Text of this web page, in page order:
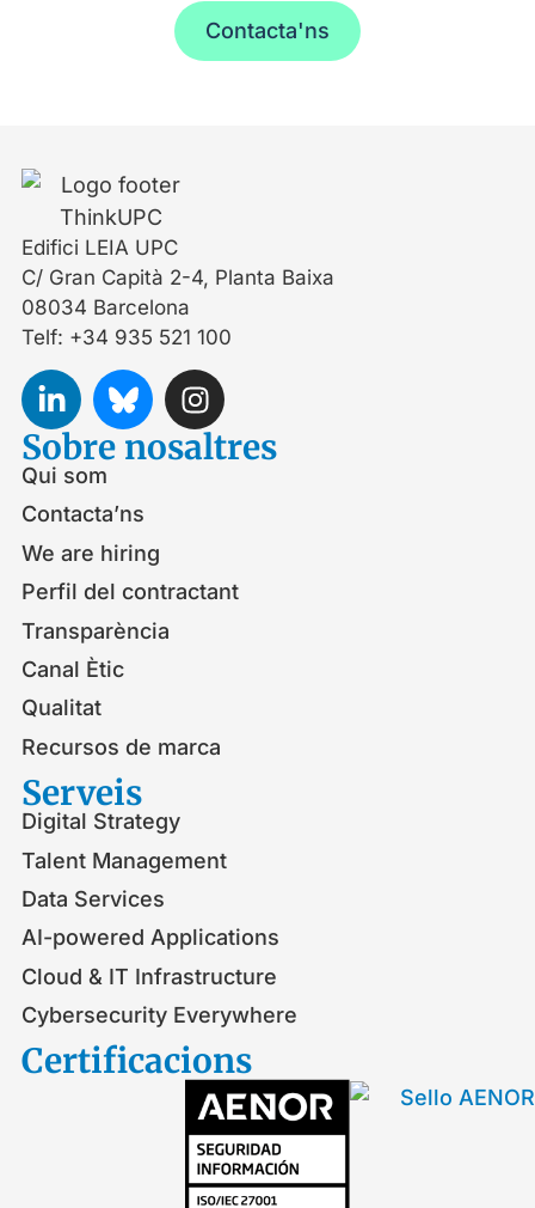
Contacta'ns
Edifici LEIA UPC
C/ Gran Capità 2-4, Planta Baixa
08034 Barcelona
Telf: +34 935 521 100
Sobre nosaltres
Qui som
Contacta’ns
We are hiring
Perfil del contractant
Transparència
Canal Ètic
Qualitat
Recursos de marca
Serveis​
Digital Strategy
Talent Management
Data Services
AI-powered Applications
Cloud & IT Infrastructure
Cybersecurity Everywhere
Certificacions